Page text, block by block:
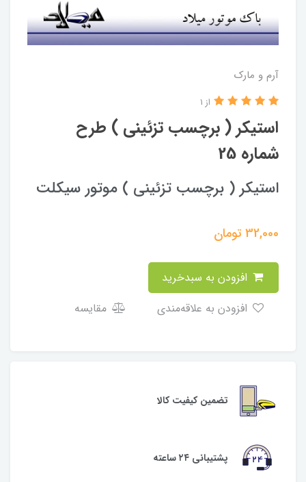
آرم و مارک
استیکر ( برچسب تزئینی ) طرح
شماره 25
از 1
استیکر ( برچسب تزئینی ) موتور سیکلت
32,000تومان
مقایسه
تضمین کیفیت کالا
پشتیبانی ۲۴ ساعته